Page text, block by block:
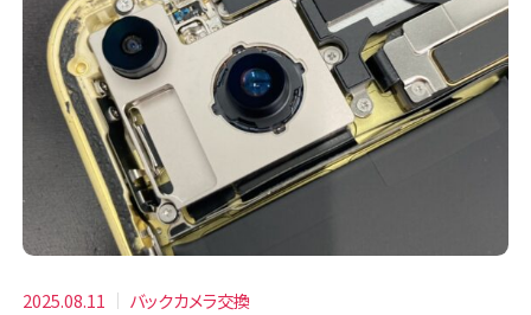
2025.08.11 バックカメラ交換